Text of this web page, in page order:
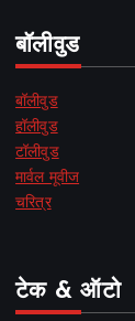
बॉलीवुड
बॉलीवुड
हॉलीवुड
टॉलीवुड
मार्वल मूवीज
चरित्र
टेक & ऑटो